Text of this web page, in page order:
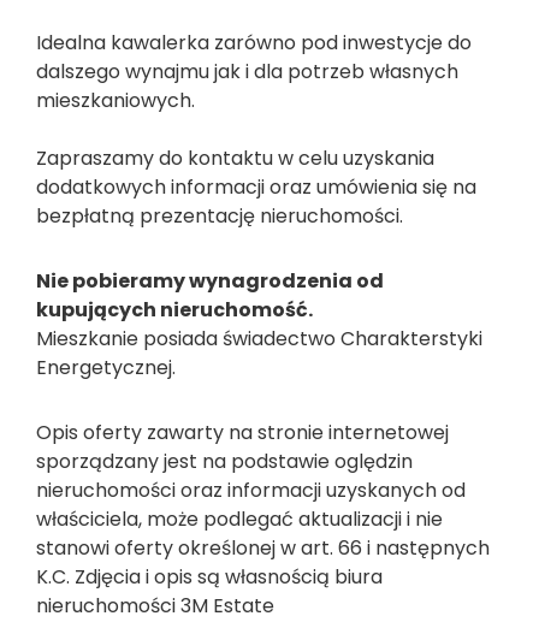
Idealna kawalerka zarówno pod inwestycje do
dalszego wynajmu jak i dla potrzeb własnych
mieszkaniowych.
Zapraszamy do kontaktu w celu uzyskania
dodatkowych informacji oraz umówienia się na
bezpłatną prezentację nieruchomości.
Nie pobieramy wynagrodzenia od
kupujących nieruchomość.
Mieszkanie posiada świadectwo Charakterstyki
Energetycznej.
Opis oferty zawarty na stronie internetowej
sporządzany jest na podstawie oględzin
nieruchomości oraz informacji uzyskanych od
właściciela, może podlegać aktualizacji i nie
stanowi oferty określonej w art. 66 i następnych
K.C. Zdjęcia i opis są własnością biura
nieruchomości 3M Estate